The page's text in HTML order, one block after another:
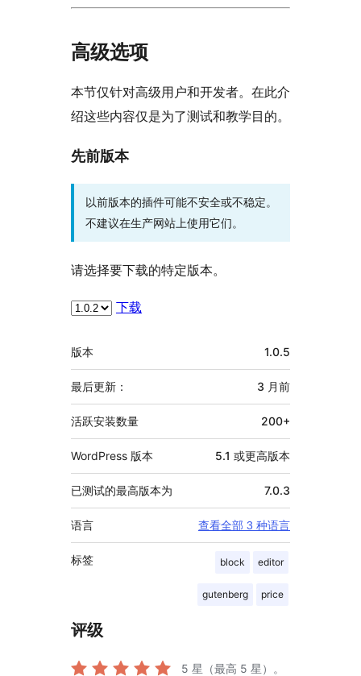
高级选项
本节仅针对高级用户和开发者。在此介
绍这些内容仅是为了测试和教学目的。
先前版本
以前版本的插件可能不安全或不稳定。
不建议在生产网站上使用它们。
请选择要下载的特定版本。
下载
额
外
信
息
版本 1.0.5
最后更新： 3 月前
活跃安装数量 200+
WordPress 版本 5.1 或更高版本
已测试的最高版本为 7.0.3
语言 查看全部 3 种语言
标签 block editor
gutenberg price
评级
5 星（最高 5 星）。